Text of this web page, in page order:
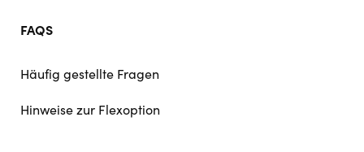
FAQS
Häufig gestellte Fragen
Hinweise zur Flexoption